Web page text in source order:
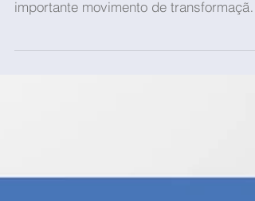
Com apoio da